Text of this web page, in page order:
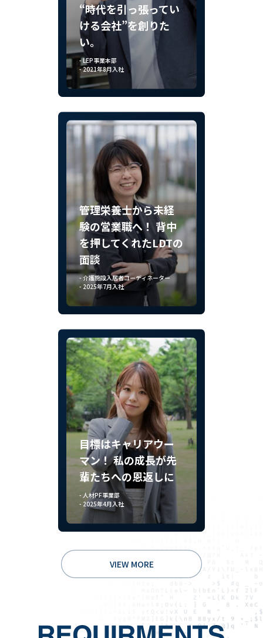
“時代を引っ張ってい
ける会社”を創りた
い。
- LEP事業本部
- 2021年8月入社
管理栄養士から未経
験の営業職へ！ 背中
を押してくれたLDTの
面談
- 介護施設入居者コーディネーター
- 2025年7月入社
目標はキャリアウー
マン！ 私の成長が先
輩たちへの恩返しに
- 人材PF事業部
- 2025年4月入社
VIEW MORE